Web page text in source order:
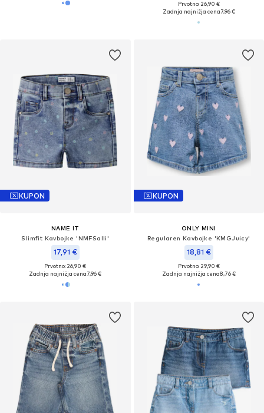
Prvotno: 26,90 €
Zadnja najnižja cena7,96 €
KUPON
NAME IT
Slimfit Kavbojke 'NMFSalli'
17,91 €
Prvotno: 26,90 €
Zadnja najnižja cena7,96 €
KUPON
ONLY MINI
Regularen Kavbojke 'KMGJuicy'
18,81 €
Prvotno: 29,90 €
Zadnja najnižja cena8,76 €